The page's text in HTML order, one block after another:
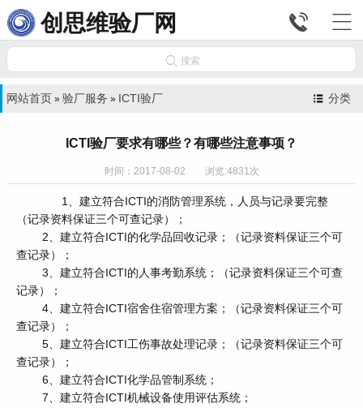
创思维验厂网 

 搜索
分类
网站首页 » 验厂服务 » ICTI验厂
ICTI验厂要求有哪些？有哪些注意事项？
时间：2017-08-02 浏览:4831次
1、建立符合ICTI的消防管理系统，人员与记录要完整
（记录资料保证三个可查记录）；
2、建立符合ICTI的化学品回收记录；（记录资料保证三个可
查记录）；
3、建立符合ICTI的人事考勤系统；（记录资料保证三个可查
记录）；
4、建立符合ICTI宿舍住宿管理方案；（记录资料保证三个可
查记录）；
5、建立符合ICTI工伤事故处理记录；（记录资料保证三个可
查记录）；
6、建立符合ICTI化学品管制系统；
7、建立符合ICTI机械设备使用评估系统；